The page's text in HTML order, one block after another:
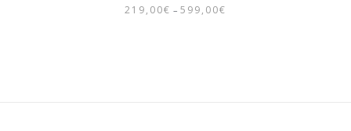
219,00€ – 599,00€